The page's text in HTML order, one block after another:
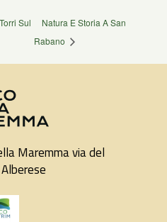
Sul
Natura E Storia A San
Rabano
Maremma via del